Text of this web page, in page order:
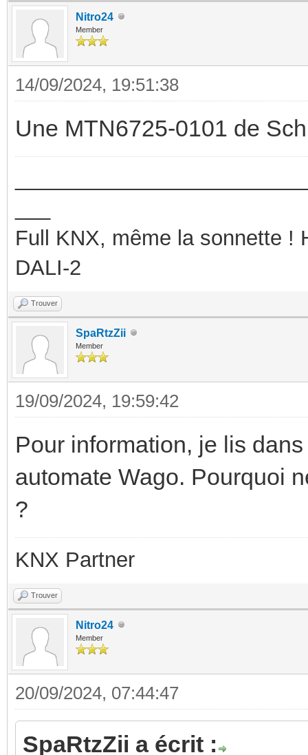
Nitro24
Member
14/09/2024, 19:51:38
Une MTN6725-0101 de
Full KNX, même la sonnette !
DALI-2
Trouver
SpaRtzZii
Member
19/09/2024, 19:59:42
Pour information, je lis
automate Wago. Pourquoi
?
KNX Partner
Trouver
Nitro24
Member
20/09/2024, 07:44:47
SpaRtzZii a écrit :